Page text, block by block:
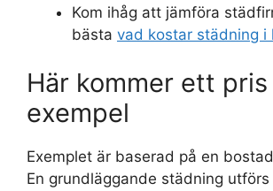
Kom ihåg att jämföra
bästa vad kostar städning i
Här kommer ett pris
exempel
Exemplet är baserad på en
En grundläggande städning